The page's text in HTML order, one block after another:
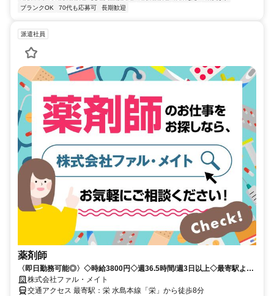
ブランクOK
70代も応募可 長期歓迎
派遣社員
薬剤師
〈即日勤務可能◎〉◇時給3800円◇週36.5時間/週3日以上◇最寄駅より
徒歩7分◇
株式会社ファル・メイト
交通アクセス 最寄駅：栄 水島本線「栄」から徒歩8分